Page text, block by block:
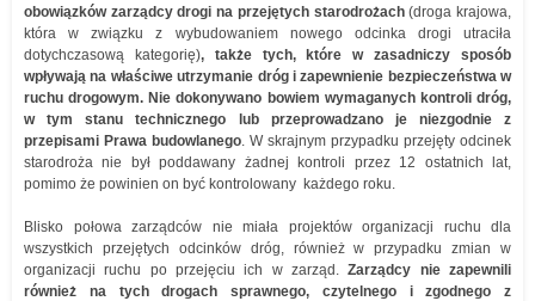
obowiązków zarządcy drogi na przejętych starodrożach(droga krajowa,
która w związku z wybudowaniem nowego odcinka drogi utraciła
dotychczasową kategorię), także tych, które w zasadniczy sposób
wpływają na właściwe utrzymanie dróg i zapewnienie bezpieczeństwa w
ruchu drogowym. Nie dokonywano bowiem wymaganych kontroli dróg,
w tym stanu technicznego lub przeprowadzano je niezgodnie z
przepisami Prawa budowlanego . W skrajnym przypadku przejęty odcinek
starodroża nie był poddawany żadnej kontroli przez 12 ostatnich lat,
pomimo że powinien on być kontrolowany każdego roku.
Blisko połowa zarządców nie miała projektów organizacji ruchu dla
wszystkich przejętych odcinków dróg, również w przypadku zmian w
organizacji ruchu po przejęciu ich w zarząd.
Zarządcy nie zapewnili
również na tych drogach sprawnego, czytelnego i zgodnego z